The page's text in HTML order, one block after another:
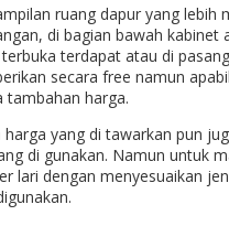
ruang dapur yang lebih
di bagian bawah kabinet
terdapat atau di
secara free namun
tambahan harga.
yang di tawarkan pun
di gunakan. Namun untuk
lari dengan menyesuaikan